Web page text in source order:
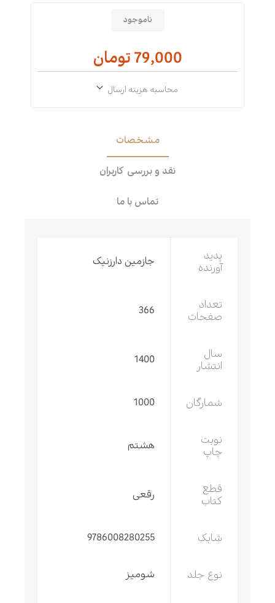
ناموجود
79,000 تومان
محاسبه هزینه ارسال
مشخصات
نقد و بررسی کاربران
تماس با ما
پدید
آورنده
جازمین دارزنیک
تعداد
صفحات
366
سال
انتشار
1400
شمارگان 1000
نوبت
چاپ
هشتم
قطع
کتاب
رقعی
شابک 9786008280255
نوع جلد شومیز